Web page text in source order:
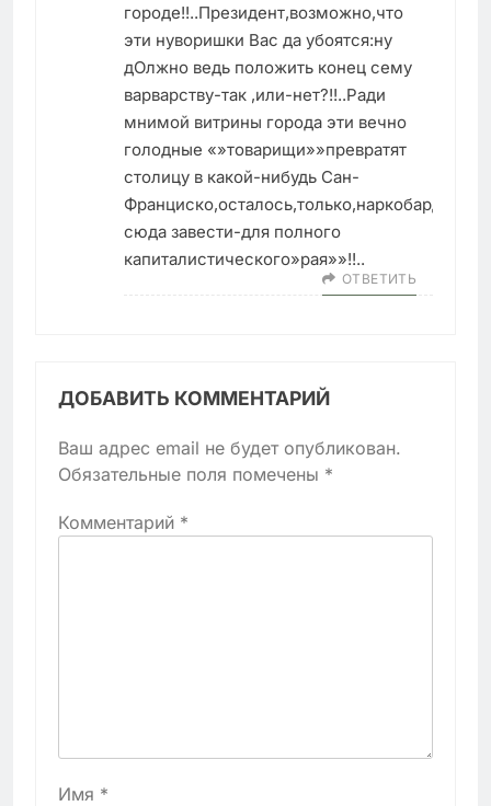
городе!!..Президент,возможно,что
эти нуворишки Вас да убоятся:ну
дОлжно ведь положить конец сему
варварству-так ,или-нет?!!..Ради
мнимой витрины города эти вечно
голодные «»товарищи»»превратят
столицу в какой-нибудь Сан-
Франциско,осталось,только,наркобардели
сюда завести-для полного
капиталистического»рая»»!!..
ОТВЕТИТЬ
ДОБАВИТЬ КОММЕНТАРИЙ
Ваш адрес email не будет опубликован.
Обязательные поля помечены *
Комментарий *
Имя *